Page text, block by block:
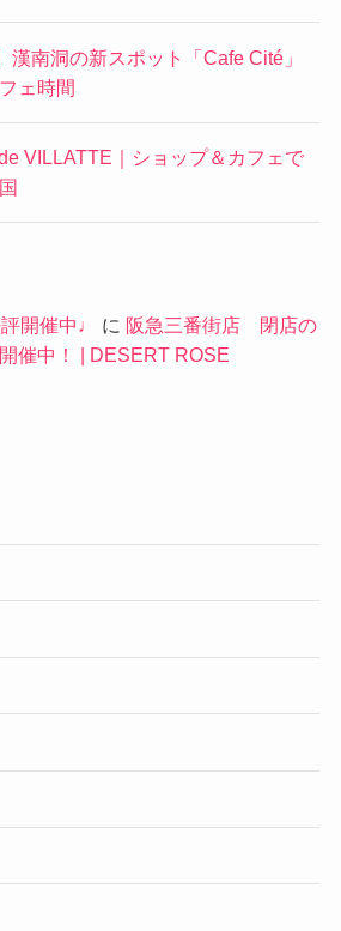
漢南洞の新スポット「Cafe Cité」
ェ時間
VILLATTE｜ショップ＆カフェで
開催中♩ に 阪急三番街店 閉店の
催中！ | DESERT ROSE